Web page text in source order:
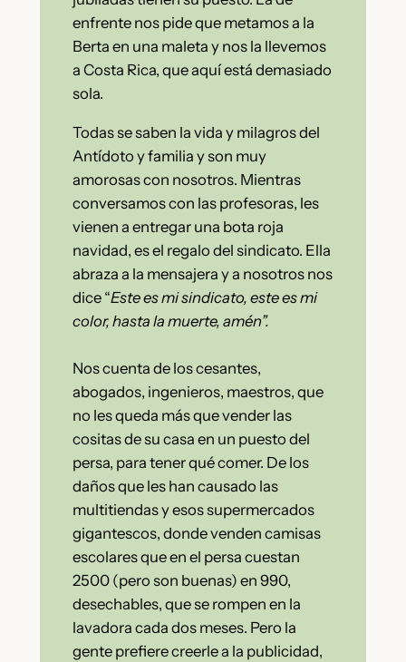
enfrente nos pide que metamos a la
Berta en una maleta y nos la llevemos
a Costa Rica, que aquí está demasiado
sola.
Todas se saben la vida y milagros del
Antídoto y familia y son muy
amorosas con nosotros. Mientras
conversamos con las profesoras, les
vienen a entregar una bota roja
navidad, es el regalo del sindicato. Ella
abraza a la mensajera y a nosotros nos
dice “Este es mi sindicato, este es mi
color, hasta la muerte, amén”.
Nos cuenta de los cesantes,
abogados, ingenieros, maestros, que
no les queda más que vender las
cositas de su casa en un puesto del
persa, para tener qué comer. De los
daños que les han causado las
multitiendas y esos supermercados
gigantescos, donde venden camisas
escolares que en el persa cuestan
2500 (pero son buenas) en 990,
desechables, que se rompen en la
lavadora cada dos meses. Pero la
gente prefiere creerle a la publicidad,